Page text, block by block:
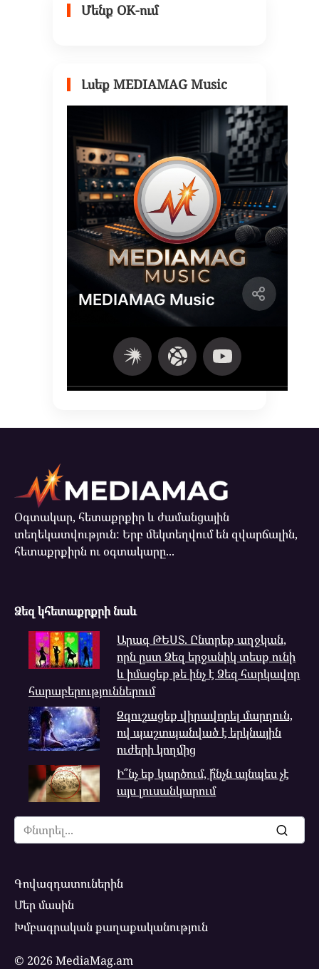
Մենք OK-ում
Լսեք MEDIAMAG Music
Օգտակար, հետաքրքիր և ժամանցային
տեղեկատվություն: Երբ մեկտեղվում են զվարճալին,
հետաքրքիրն ու օգտակարը...
Ձեզ կհետաքրքրի նաև
Արագ ԹԵՍՏ. Ընտրեք աղջկան,
որն ըստ Ձեզ երջանիկ տեսք ունի
և իմացեք թե ինչ է Ձեզ հարկավոր
հարաբերություններում
Զգուշացեք վիրավորել մարդուն,
ով պաշտպանված է երկնային
ուժերի կողմից
Ի՞նչ եք կարծում, ի՞նչն այնպես չէ
այս լուսանկարում
Search
for:
Գովազդատուներին
Մեր մասին
Խմբագրական քաղաքականություն
© 2026 MediaMag.am